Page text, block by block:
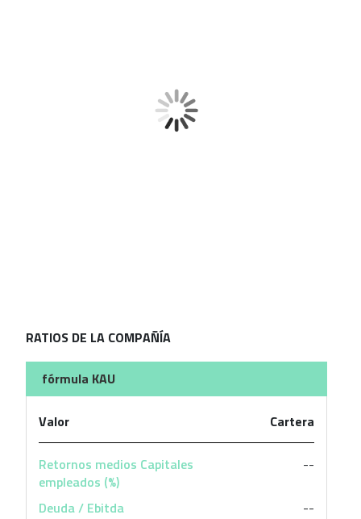
RATIOS DE LA COMPAÑÍA
fórmula KAU
Valor Cartera
Retornos medios Capitales
empleados (%)
--
Deuda / Ebitda
--